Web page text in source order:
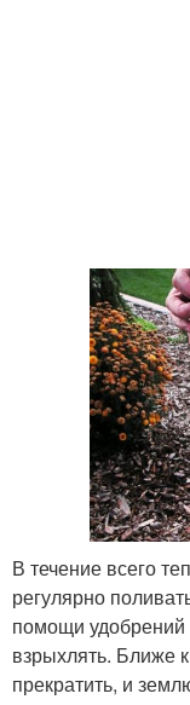
В течение всего
регулярно
помощи удобрений
взрыхлять. Ближе
прекратить, и